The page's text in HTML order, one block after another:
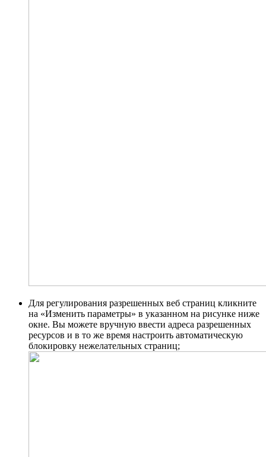
Для регулирования разрешенных веб страниц кликните
на «Изменить параметры» в указанном на рисунке ниже
окне. Вы можете вручную ввести адреса разрешенных
ресурсов и в то же время настроить автоматическую
блокировку нежелательных страниц;